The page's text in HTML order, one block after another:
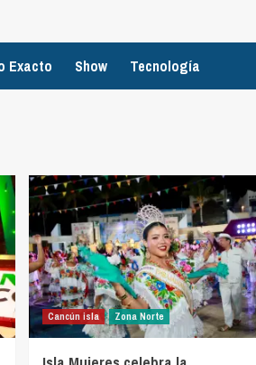
Exacto Show Tecnología
Cancún isla Zona Norte